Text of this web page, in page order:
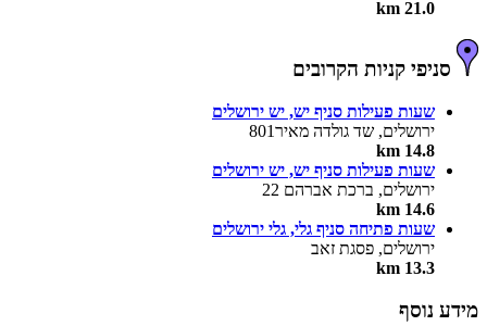
21.0 km
סניפי קניות הקרובים
שעות פעילות סניף יש, יש ירושלים
ירושלים, שד גולדה מאיר801
14.8 km
שעות פעילות סניף יש, יש ירושלים
ירושלים, ברכת אברהם 22
14.6 km
שעות פתיחה סניף גלי, גלי ירושלים
ירושלים, פסגת זאב
13.3 km
מידע נוסף